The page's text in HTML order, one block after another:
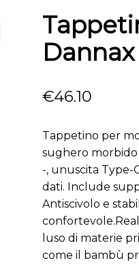
Dannax
€46.10
Tappetino per
sughero morbido
-, unuscita Type-
dati. Include
Antiscivolo e
luso di materie
come il bambù